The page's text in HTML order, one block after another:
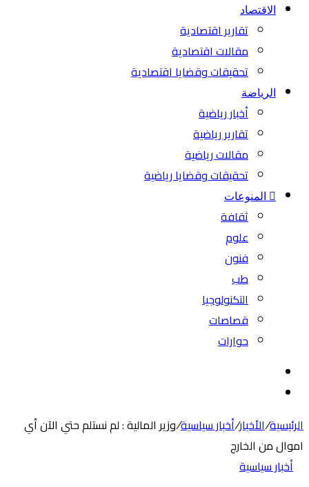
الاقتصاد
تقارير اقتصادية
مقالات اقتصادية
تحقيقات وقضايا اقتصادية
الرياضة
أخبار رياضية
تقارير رياضية
مقالات رياضية
تحقيقات وقضايا رياضية
المنوعات
ثقافة
علوم
فنون
طب
التكنولوجيا
قصاصات
حوارات
الرئيسية/الأخبار/أخبار سياسية/وزير المالية : لم نستلم حتي الآن أي
اموال من الخارج
أخبار سياسية